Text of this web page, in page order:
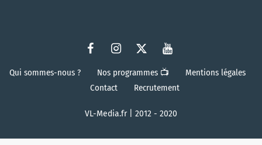
Qui sommes-nous ? Nos programmes 📺
Mentions légales
Contact
Recrutement
VL-Media.fr | 2012 - 2020